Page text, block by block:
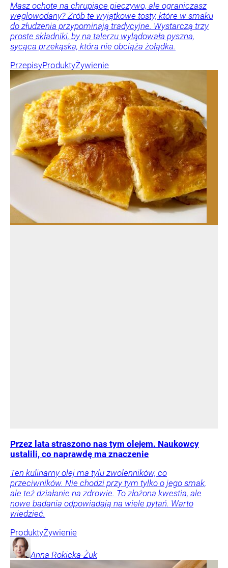
Masz ochotę na chrupiące pieczywo, ale ograniczasz
węglowodany? Zrób te wyjątkowe tosty, które w smaku
do złudzenia przypominają tradycyjne. Wystarczą trzy
proste składniki, by na talerzu wylądowała pyszna,
sycąca przekąska, która nie obciąża żołądka.
PrzepisyProduktyŻywienie
Przez lata straszono nas tym olejem. Naukowcy
ustalili, co naprawdę ma znaczenie
Ten kulinarny olej ma tylu zwolenników, co
przeciwników. Nie chodzi przy tym tylko o jego smak,
ale też działanie na zdrowie. To złożona kwestia, ale
nowe badania odpowiadają na wiele pytań. Warto
wiedzieć.
ProduktyŻywienie
Anna Rokicka-Żuk